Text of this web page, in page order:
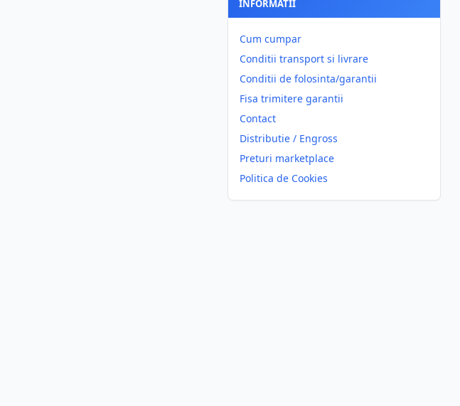
INFORMATII
Cum cumpar
Conditii transport si livrare
Conditii de folosinta/garantii
Fisa trimitere garantii
Contact
Distributie / Engross
Preturi marketplace
Politica de Cookies